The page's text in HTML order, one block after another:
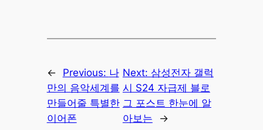
← Previous: 나
만의 음악세계를
만들어줄 특별한
이어폰
Next: 삼성전자 갤럭
시 S24 자급제 블로
그 포스트 한눈에 알
아보는
→